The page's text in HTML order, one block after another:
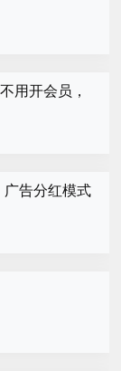
用开会员，
广告分红模式